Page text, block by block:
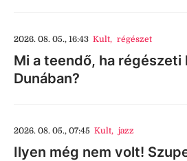
2026. 08. 05., 16:43 Kult, régészet
Mi a teendő, ha
Dunában?
2026. 08. 05., 07:45 Kult, jazz
Ilyen még nem volt!